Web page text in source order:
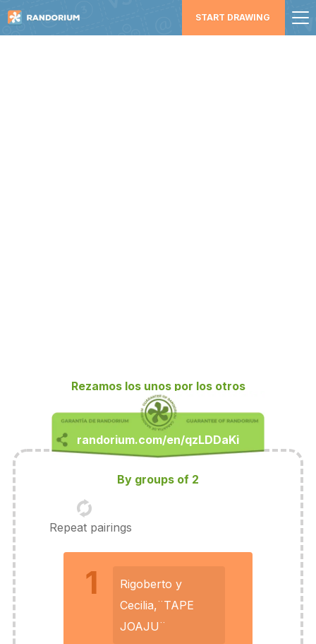
START DRAWING
Rezamos los unos por los otros
By groups of 2
Repeat pairings
1
Rigoberto y
Cecilia,¨TAPE
JOAJU¨